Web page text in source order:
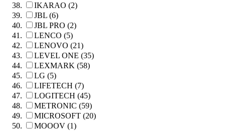
IKARAO (2)
JBL (6)
JBL PRO (2)
LENCO (5)
LENOVO (21)
LEVEL ONE (35)
LEXMARK (58)
LG (5)
LIFETECH (7)
LOGITECH (45)
METRONIC (59)
MICROSOFT (20)
MOOOV (1)